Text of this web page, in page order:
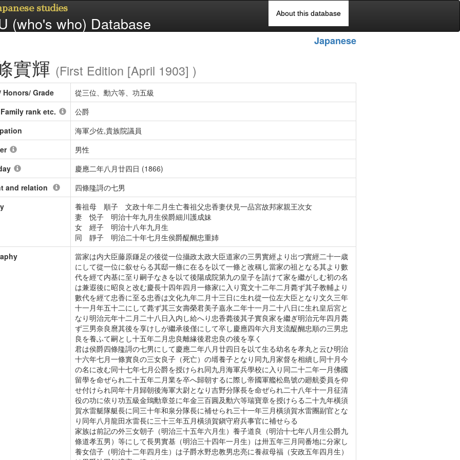
About this database
studies
(who's who) Database
Japanese
實輝 (First Edition [April 1903] )
Honors/ Grade
從三位、勳六等、功五級
rank etc.
公爵
海軍少佐,貴族院議員
男性
慶應二年八月廿四日 (1866)
and relation
四條隆謌の七男
養祖母 順子 文政十年二月生亡養祖父忠香妻伏見一品宮故邦家親王次女
妻 悦子 明治十年九月生侯爵細川護成妹
女 經子 明治十八年九月生
同 靜子 明治二十年七月生侯爵醍醐忠重姉
當家は内大臣藤原鎌足の後從一位攝政太政大臣道家の三男實經より出づ實經二十一歳
にして從一位に叙せらる其邸一條に在るを以て一條と改稱し當家の祖となる其より數
代を經て内基に至り嗣子なきを以て後陽成院第九の皇子を請けて家を繼がしむ初の名
は兼遐後に昭良と改む慶長十四年四月一條家に入り寬文十二年二月薨ず其子教輔より
數代を經て忠香に至る忠香は文化九年二月十三日に生れ從一位左大臣となり文久三年
十一月年五十二にして薨ず其三女壽榮君美子嘉永二年十一月二十八日に生れ皇后宮と
なり明治元年十二月二十八日入内し給へり忠香薨後其子實良家を繼ぎ明治元年四月薨
ず三男奈良麿其後を享けしが繼承後僅にして卒し慶應四年六月支流醍醐忠順の三男忠
良を養ふて嗣とし十五年二月忠良離緣後君忠良の後を享く
君は侯爵四條隆謌の七男にして慶應二年八月廿四日を以て生る幼名を孝丸と云ひ明治
十六年七月一條實良の三女良子（死亡）の壻養子となり同九月家督を相續し同十月今
の名に改む同十七年七月公爵を授けられ同九月海軍兵學校に入り同二十二年一月佛國
留學を命ぜられ二十五年二月業を卒へ歸朝するに際し帝國軍艦松島號の廻航委員を仰
せ付けられ同年十月歸朝後海軍大尉となり吉野分隊長を命ぜられ二十八年十一月征清
役の功に依り功五級金鵄勳章並に年金三百圓及勳六等瑞寶章を授けらる二十九年橫須
賀水雷艇隊艇長に同三十年和泉分隊長に補せられ三十一年三月橫須賀水雷團副官とな
り同年八月龍田水雷長に三十三年五月橫須賀鎭守府兵事官に補せらる
家族は前記の外三女朝子（明治三十五年六月生）養子道良（明治十七年八月生公爵九
條道孝五男）等にして長男實基（明治三十四年一月生）は卅五年三月同番地に分家し
養女信子（明治十二年四月生）は子爵水野忠教男忠亮に養叔母福（安政五年四月生）